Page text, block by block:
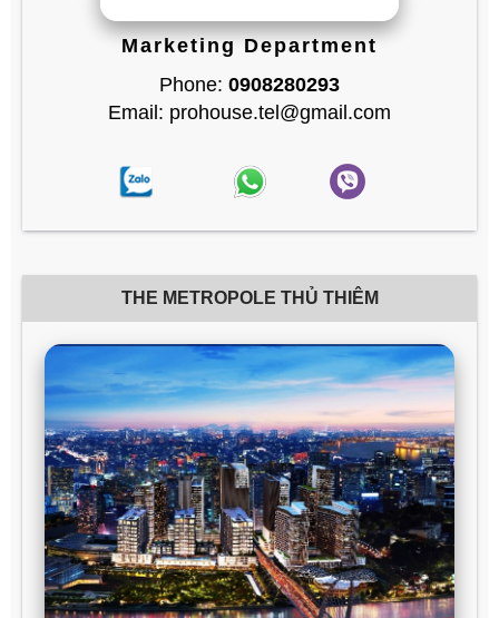
Marketing Department
Phone: 0908280293
Email: prohouse.tel@gmail.com
THE METROPOLE THỦ THIÊM